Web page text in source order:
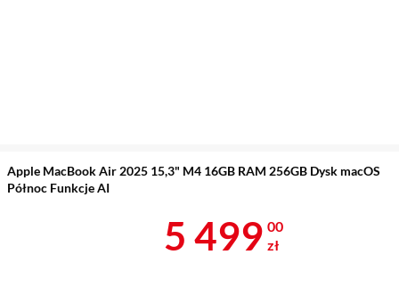
Apple MacBook Air 2025 15,3" M4 16GB RAM 256GB Dysk macOS
Północ Funkcje AI
Cena 5 499 zł
5 499 00
zł